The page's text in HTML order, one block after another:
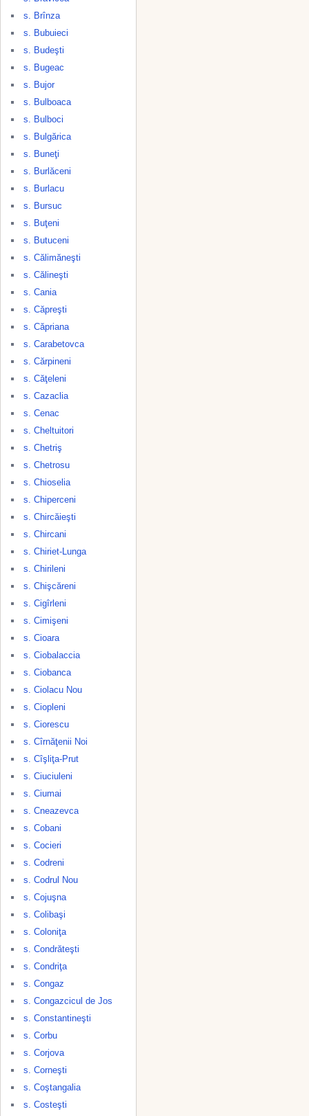
s. Brînza
s. Bubuieci
s. Budeşti
s. Bugeac
s. Bujor
s. Bulboaca
s. Bulboci
s. Bulgărica
s. Buneţi
s. Burlăceni
s. Burlacu
s. Bursuc
s. Buţeni
s. Butuceni
s. Călimăneşti
s. Călineşti
s. Cania
s. Căpreşti
s. Căpriana
s. Carabetovca
s. Cărpineni
s. Căţeleni
s. Cazaclia
s. Cenac
s. Cheltuitori
s. Chetriş
s. Chetrosu
s. Chioselia
s. Chiperceni
s. Chircăieşti
s. Chircani
s. Chiriet-Lunga
s. Chirileni
s. Chişcăreni
s. Cigîrleni
s. Cimişeni
s. Cioara
s. Ciobalaccia
s. Ciobanca
s. Ciolacu Nou
s. Ciopleni
s. Ciorescu
s. Cîrnăţenii Noi
s. Cîşliţa-Prut
s. Ciuciuleni
s. Ciumai
s. Cneazevca
s. Cobani
s. Cocieri
s. Codreni
s. Codrul Nou
s. Cojuşna
s. Colibaşi
s. Coloniţa
s. Condrăteşti
s. Condriţa
s. Congaz
s. Congazcicul de Jos
s. Constantineşti
s. Corbu
s. Corjova
s. Corneşti
s. Coştangalia
s. Costeşti